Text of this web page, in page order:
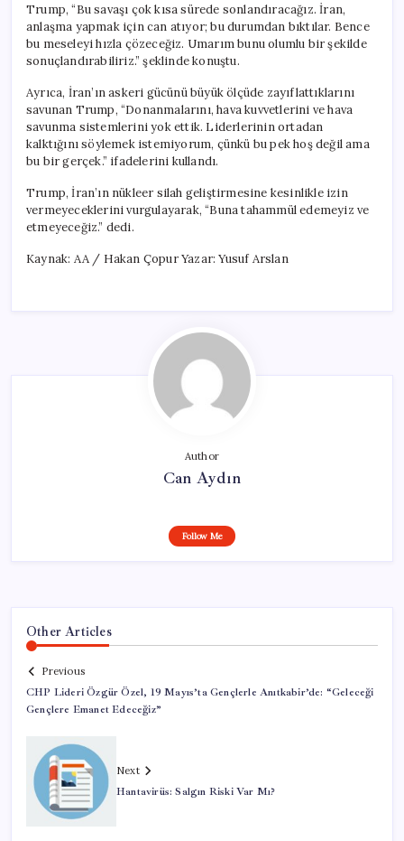
Trump, “Bu savaşı çok kısa sürede sonlandıracağız. İran,
anlaşma yapmak için can atıyor; bu durumdan bıktılar. Bence
bu meseleyi hızla çözeceğiz. Umarım bunu olumlu bir şekilde
sonuçlandırabiliriz.” şeklinde konuştu.
Ayrıca, İran’ın askeri gücünü büyük ölçüde zayıflattıklarını
savunan Trump, “Donanmalarını, hava kuvvetlerini ve hava
savunma sistemlerini yok ettik. Liderlerinin ortadan
kalktığını söylemek istemiyorum, çünkü bu pek hoş değil ama
bu bir gerçek.” ifadelerini kullandı.
Trump, İran’ın nükleer silah geliştirmesine kesinlikle izin
vermeyeceklerini vurgulayarak, “Buna tahammül edemeyiz ve
etmeyeceğiz.” dedi.
Kaynak: AA / Hakan Çopur Yazar: Yusuf Arslan
Author
Can Aydın
Follow Me
Other Articles
Previous
CHP Lideri Özgür Özel, 19 Mayıs’ta Gençlerle Anıtkabir’de: “Geleceği
Gençlere Emanet Edeceğiz”
Next
Hantavirüs: Salgın Riski Var Mı?